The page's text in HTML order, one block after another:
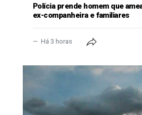
Polícia prende homem que
ex-companheira e familiares
Há 3 horas